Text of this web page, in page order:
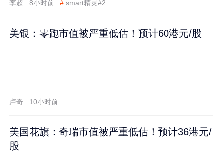
李超 8小时前 # smart精灵#2
美银：零跑市值被严重低估！预计60港元/股
卢奇 10小时前
美国花旗：奇瑞市值被严重低估！预计36港元/
股